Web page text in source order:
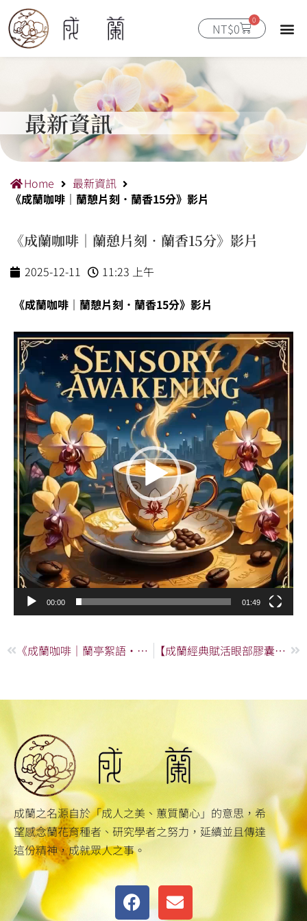
至
主
要
NT$0
0
購
物
最新資訊
Home
最新資訊
《成蘭咖啡｜蘭憩片刻．蘭香15分》影片
《成蘭咖啡｜蘭憩片刻．蘭香15分》影片
2025-12-11
11:23 上午
《成蘭咖啡｜蘭憩片刻．蘭香15分》影片
視
訊
播
放
器
00:00 01:49
上一頁 《成蘭咖啡｜蘭亭絮語·詩意咖啡》影片 【成蘭經典賦活眼部膠囊】榮獲台南市商業總會114年優質伴手禮獎 下
成蘭之名源自於「成人之美、蕙質蘭心」的意思，希
望感念蘭花育種者、研究學者之努力，延續並且傳達
這份精神，成就眾人之事。
F
a
E
n